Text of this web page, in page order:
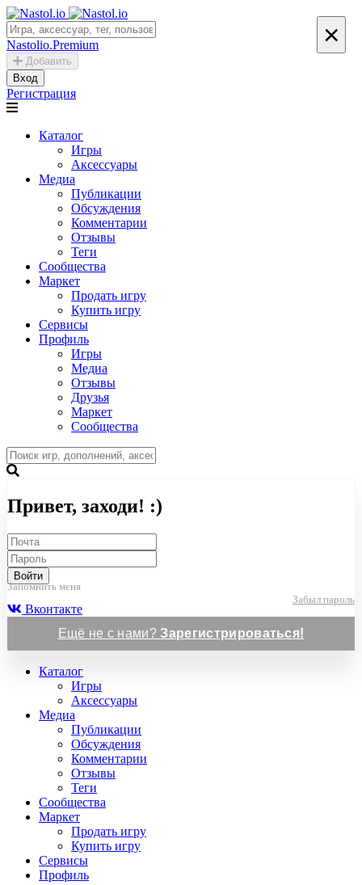
Nastolio.Premium
Добавить
Вход
Регистрация
Каталог
Игры
Аксессуары
Медиа
Публикации
Обсуждения
Комментарии
Отзывы
Теги
Сообщества
Маркет
Продать игру
Купить игру
Сервисы
Профиль
Игры
Медиа
Отзывы
Друзья
Маркет
Сообщества
×
Привет, заходи! :)
Войти
Запомнить меня
Забыл пароль
Вконтакте
Ещё не с нами?Зарегистрироваться!
Каталог
Игры
Аксессуары
Медиа
Публикации
Обсуждения
Комментарии
Отзывы
Теги
Сообщества
Маркет
Продать игру
Купить игру
Сервисы
Профиль